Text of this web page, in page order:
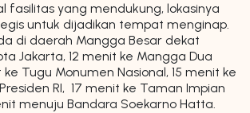
fasilitas yang mendukung, lokasinya
untuk dijadikan tempat menginap.
di daerah Mangga Besar dekat
Jakarta, 12 menit ke Mangga Dua
ke Tugu Monumen Nasional, 15 menit ke
RI, 17 menit ke Taman Impian
menuju Bandara Soekarno Hatta.